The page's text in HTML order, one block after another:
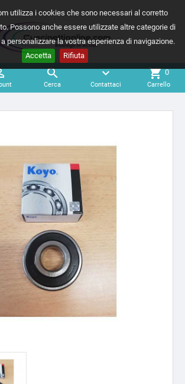
utilizza i cookies che sono necessari al corretto
Possono anche essere utilizzate altre categorie di
personalizzare la vostra esperienza di navigazione.
Accetta
Rifiuta

Cerca
expand_more
Contattaci
shopping_cart 0
Carrello